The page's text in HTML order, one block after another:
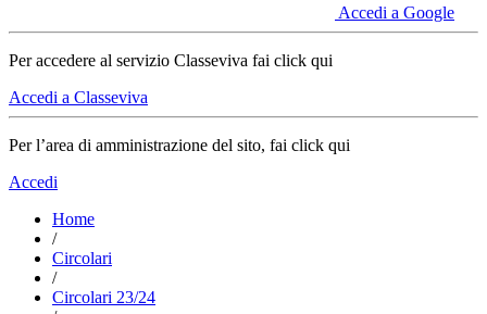
Accedi a Google
Per accedere al servizio Classeviva fai click qui
Accedi a Classeviva
Per l’area di amministrazione del sito, fai click qui
Accedi
Home
/
Circolari
/
Circolari 23/24